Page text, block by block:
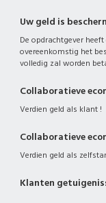
Uw geld is
De opdrachtgever
overeenkomstig het
volledig zal worden
Collaboratieve
Verdien geld als klant !
Collaboratieve
Verdien geld als
Klanten